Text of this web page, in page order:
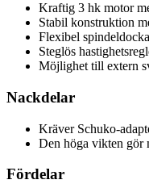
Kraftig 3 hk motor
Stabil konstruktion
Flexibel
Steglös
Möjlighet till extern
Nackdelar
Kräver Schuko-
Den höga vikten gör
Fördelar